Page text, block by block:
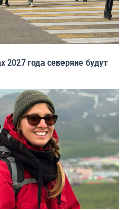
2027 года северяне будут